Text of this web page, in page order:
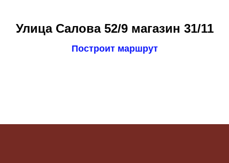
Улица Салова 52/9 магазин 31/11
Построит маршрут